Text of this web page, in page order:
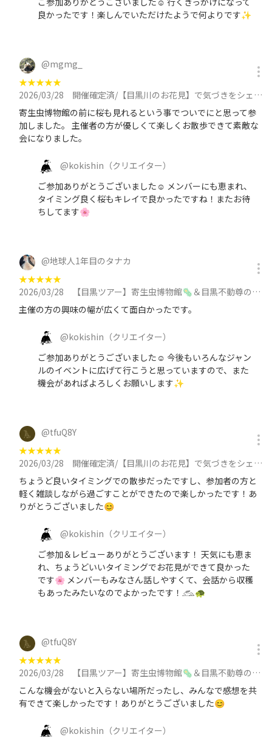
良かったです！楽しんでいただけたようで何よりです✨️
@mgmg_
★★★★★
2026/03/28
開催確定済/【目黒川のお花見】で気づきをシェアする街歩き【ディスカバリー・ウォーク】アウトプットに参加
寄生虫博物館の前に桜も見れるという事でついでにと思って参
加しました。 主催者の方が優しくて楽しくお散歩できて素敵な
会になりました。
@kokishin （クリエイター）
ご参加ありがとうございました☺ メンバーにも恵まれ、
タイミング良く桜もキレイで良かったですね！またお待
ちしてます🌸
@地球人1年目のタナカ
★★★★★
2026/03/28
【目黒ツアー】寄生虫博物館🦠＆目黒不動尊の縁日へ行こう✨目黒寄生虫館/縁日/神社仏閣/お焚き上げ/街歩きに参加
主催の方の興味の幅が広くて面白かったです。
@kokishin （クリエイター）
ご参加ありがとうございました☺ 今後もいろんなジャン
ルのイベントに広げて行こうと思っていますので、また
機会があればよろしくお願いします✨️
@tfuQ8Y
★★★★★
2026/03/28
開催確定済/【目黒川のお花見】で気づきをシェアする街歩き【ディスカバリー・ウォーク】アウトプットに参加
ちょうど良いタイミングでの散歩だったですし、参加者の方と
軽く雑談しながら過ごすことができたので楽しかったです！あ
りがとうございました😊
@kokishin （クリエイター）
ご参加＆レビューありがとうございます！ 天気にも恵ま
れ、ちょうどいいタイミングでお花見ができて良かった
です🌸 メンバーもみなさん話しやすくて、会話から収穫
もあったみたいなのでよかったです！𓃹🐢
@tfuQ8Y
★★★★★
2026/03/28
【目黒ツアー】寄生虫博物館🦠＆目黒不動尊の縁日へ行こう✨目黒寄生虫館/縁日/神社仏閣/お焚き上げ/街歩きに参加
こんな機会がないと入らない場所だったし、みんなで感想を共
有できて楽しかったです！ありがとうございました😊
@kokishin （クリエイター）